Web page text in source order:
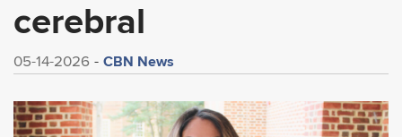
cerebral
05-14-2026 CBN News